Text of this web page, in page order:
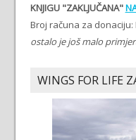
KNJIGU "ZAKLJUČANA"
Broj računa za donaciju:
ostalo je još malo
WINGS FOR LIFE